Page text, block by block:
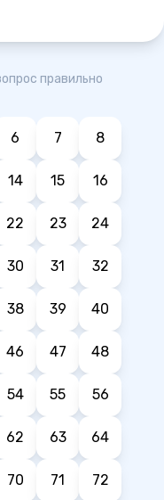
правильно
6 7 8
14 15 16
22 23 24
30 31 32
38 39 40
46 47 48
54 55 56
62 63 64
70 71 72